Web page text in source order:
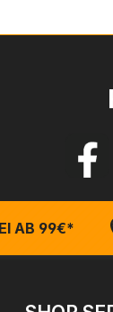
AB 99€*